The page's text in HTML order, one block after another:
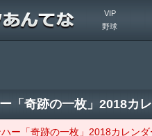
VIP
野球
「奇跡の一枚」2018カ
ハー「奇跡の一枚」2018カレン